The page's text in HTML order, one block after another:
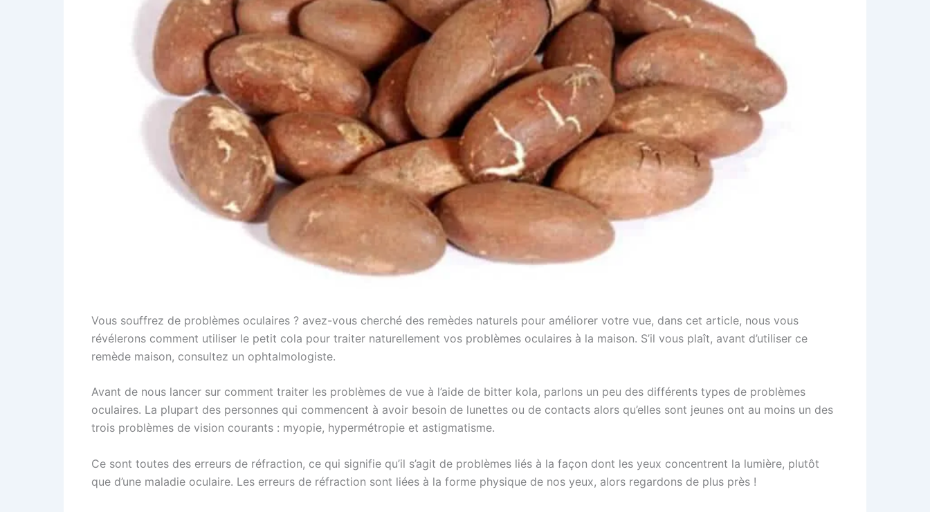
Vous souffrez de problèmes oculaires ? avez-vous cherché des remèdes naturels pour améliorer votre vue, dans cet article, nous vous
révélerons comment utiliser le petit cola pour traiter naturellement vos problèmes oculaires à la maison. S’il vous plaît, avant d’utiliser ce
remède maison, consultez un ophtalmologiste.
Avant de nous lancer sur comment traiter les problèmes de vue à l’aide de bitter kola, parlons un peu des différents types de problèmes
oculaires. La plupart des personnes qui commencent à avoir besoin de lunettes ou de contacts alors qu’elles sont jeunes ont au moins un des
trois problèmes de vision courants : myopie, hypermétropie et astigmatisme.
Ce sont toutes des erreurs de réfraction, ce qui signifie qu’il s’agit de problèmes liés à la façon dont les yeux concentrent la lumière, plutôt
que d’une maladie oculaire. Les erreurs de réfraction sont liées à la forme physique de nos yeux, alors regardons de plus près !